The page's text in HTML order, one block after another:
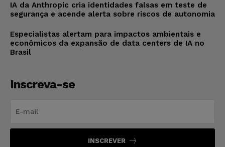
IA da Anthropic cria identidades falsas em teste de
segurança e acende alerta sobre riscos de autonomia
Especialistas alertam para impactos ambientais e
econômicos da expansão de data centers de IA no
Brasil
Inscreva-se
INSCREVER